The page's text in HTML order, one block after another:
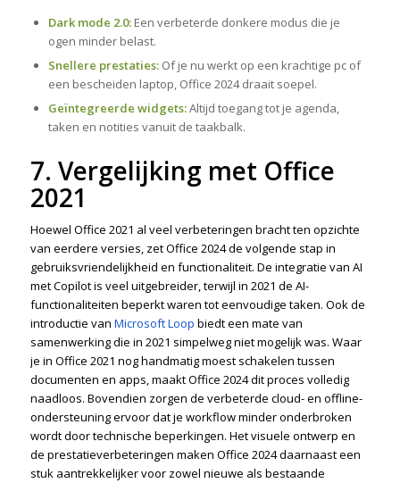
Dark mode 2.0:Een verbeterde donkere modus die je
ogen minder belast.
Snellere prestaties:Of je nu werkt op een krachtige pc of
een bescheiden laptop, Office 2024 draait soepel.
Geïntegreerde widgets:Altijd toegang tot je agenda,
taken en notities vanuit de taakbalk.
7. Vergelijking met Office
2021
Hoewel Office 2021 al veel verbeteringen bracht ten opzichte
van eerdere versies, zet Office 2024 de volgende stap in
gebruiksvriendelijkheid en functionaliteit. De integratie van AI
met Copilot is veel uitgebreider, terwijl in 2021 de AI-
functionaliteiten beperkt waren tot eenvoudige taken. Ook de
introductie van Microsoft Loop biedt een mate van
samenwerking die in 2021 simpelweg niet mogelijk was. Waar
je in Office 2021 nog handmatig moest schakelen tussen
documenten en apps, maakt Office 2024 dit proces volledig
naadloos. Bovendien zorgen de verbeterde cloud- en offline-
ondersteuning ervoor dat je workflow minder onderbroken
wordt door technische beperkingen. Het visuele ontwerp en
de prestatieverbeteringen maken Office 2024 daarnaast een
stuk aantrekkelijker voor zowel nieuwe als bestaande